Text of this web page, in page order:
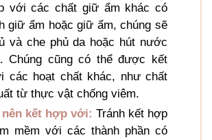
với các chất giữ ẩm khác có
giữ ẩm hoặc giữ ẩm, chúng sẽ
và che phủ da hoặc hút nước
Chúng cũng có thể được kết
các hoạt chất khác, như chất
từ ​​thực vật chống viêm.
nên kết hợp với: Tránh kết hợp
mềm với các thành phần có